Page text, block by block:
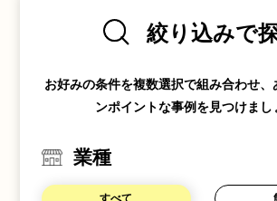
絞り込みで
お好みの条件を複数選択で組み合わせ、
ンポイントな事例を見つけまし
業種
すべて